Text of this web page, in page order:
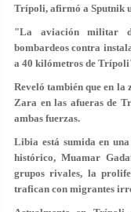
Trípoli, afirmó a Sputnik
"La aviación militar
bombardeos contra
a 40 kilómetros de
Reveló también que en
Zara en las afueras de
ambas fuerzas.
Libia está sumida en
histórico, Muamar
grupos rivales, la
trafican con migrantes